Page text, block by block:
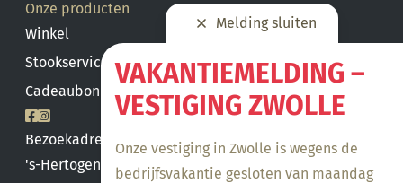
Melding sluiten
VAKANTIEMELDING –
VESTIGING ZWOLLE
Onze vestiging in Zwolle is wegens de
bedrijfsvakantie gesloten van maandag
Onze producten
Winkel
Stookservice
Cadeaubon saldo
Bezoekadres
's-Hertogenbosch